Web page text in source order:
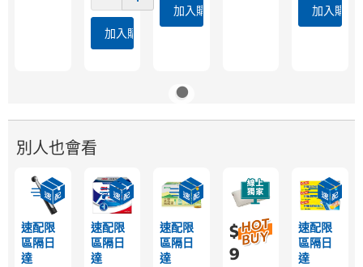
加入購物車
加入購物車 加入購物
別人也會看
速配限
區隔日
達
速配限
區隔日
達
速配限
區隔日
達
$1,07
9
速配限
區隔日
達